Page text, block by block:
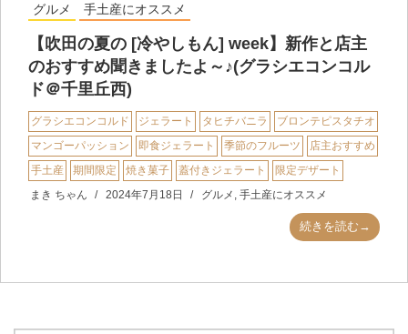
グルメ 手土産にオススメ
【吹田の夏の [冷やしもん] week】新作と店主
のおすすめ聞きましたよ～♪(グラシエコンコル
ド＠千里丘西)
グラシエコンコルド ジェラート タヒチバニラ
ブロンテピスタチオ
マンゴーパッション
即食ジェラート 季節のフルーツ
店主おすすめ
手土産
期間限定 焼き菓子 蓋付きジェラート
限定デザート
まき ちゃん
2024年7月18日 グルメ 手土産にオススメ
続きを読む→